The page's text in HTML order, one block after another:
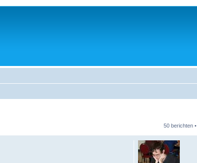
50 berichten •